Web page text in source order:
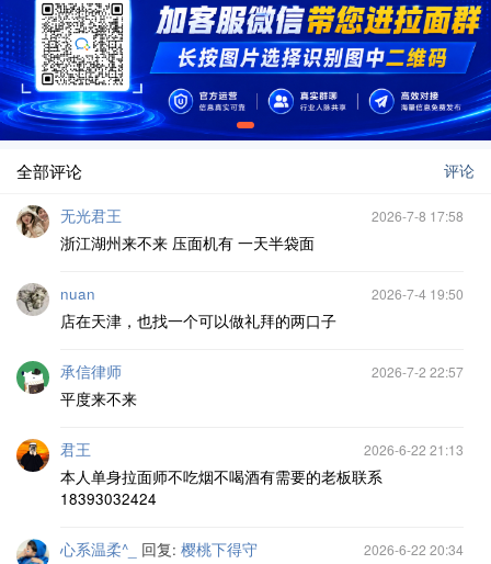
全部评论 评论
无光君王 2026-7-8 17:58
浙江湖州来不来 压面机有 一天半袋面
nuan 2026-7-4 19:50
店在天津，也找一个可以做礼拜的两口子
承信律师 2026-7-2 22:57
平度来不来
君王 2026-6-22 21:13
本人单身拉面师不吃烟不喝酒有需要的老板联系
18393032424
心系温柔^_ 回复: 樱桃下得守 2026-6-22 20:34